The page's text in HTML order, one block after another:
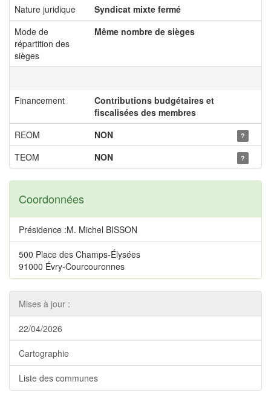
Nature juridique
Syndicat mixte fermé
Mode de
répartition des
sièges
Même nombre de sièges
Financement
Contributions budgétaires et
fiscalisées des membres
REOM
NON ?
TEOM NON ?
Coordonnées
Présidence :M. Michel BISSON
500 Place des Champs-Élysées
91000 Évry-Courcouronnes
Mises à jour :
22/04/2026
Cartographie
Liste des communes